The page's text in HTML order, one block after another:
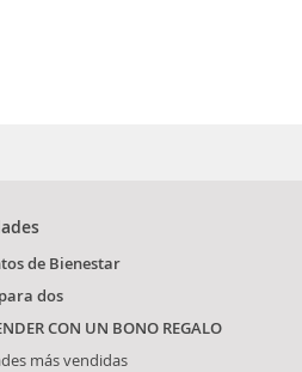
de Bienestar
dos
CON UN BONO REGALO
más vendidas